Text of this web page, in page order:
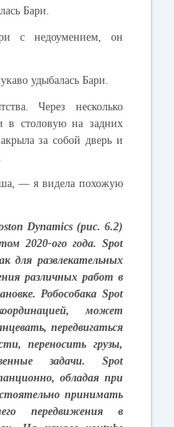
Бари
с недоумением, он
удыбалась Бари
.Через
несколько
в столовую на задних
за собой дверь и
, —я видела похожую
Dynamics (рис. 6.2)
2020-ого года. Spot
для развлекательных
различных работ в
. Робособака Spot
, может
, передвигаться
,переносить грузы,
задачи. Spot
,обладая при
принимать
передвижения
в